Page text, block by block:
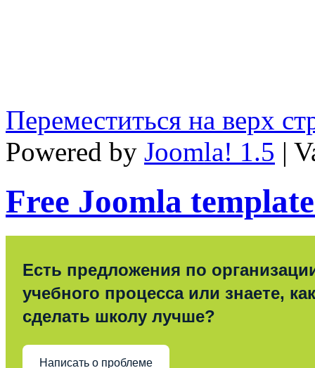
Переместиться на верх
Powered by Joomla! 1.5 |
Free Joomla
Есть предложения по
учебного процесса или знаете, как
сделать школу лучше?
Написать о проблеме